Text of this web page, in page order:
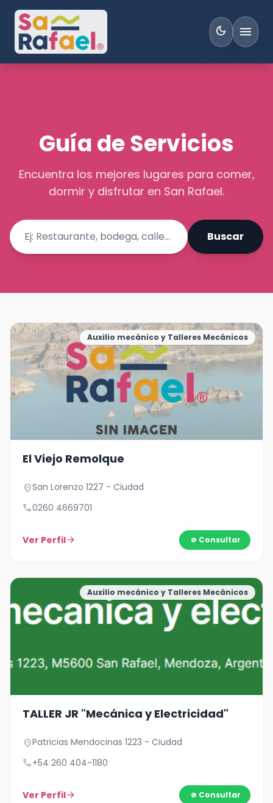
dark_mode menu
Guía de Servicios
Encuentra los mejores lugares para comer,
dormir y disfrutar en San Rafael.
Buscar
Auxilio mecánico y Talleres Mecánicos
El Viejo Remolque
location_onSan Lorenzo 1227 - Ciudad
call0260 4669701
Ver Perfilarrow_forward Consultar
Auxilio mecánico y Talleres Mecánicos
TALLER JR "Mecánica y Electricidad"
location_onPatricias Mendocinas 1223 - Ciudad
call+54 260 404-1180
Ver Perfilarrow_forward Consultar